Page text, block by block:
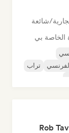
شائعة
الخاصة بي
تراب
Rob